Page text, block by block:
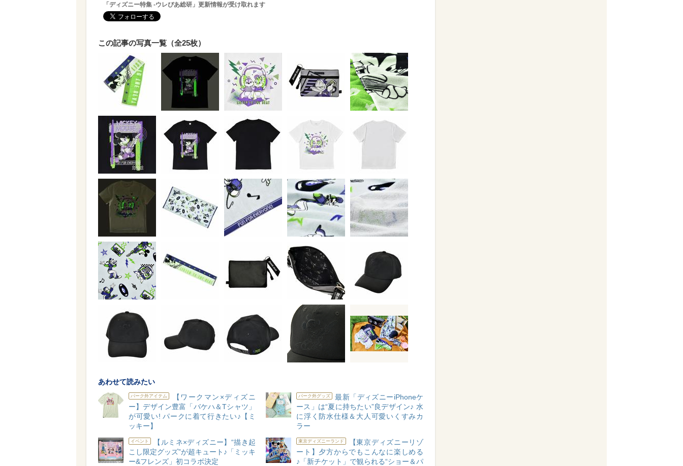
「ディズニー特集 -ウレぴあ総研」更新情報が受け取れます
この記事の写真一覧（全25枚）
あわせて読みたい
パーク外アイテム
【ワークマン×ディズニ
ー】デザイン豊富「バケハ＆Tシャツ」
が可愛い! パークに着て行きたい♪【ミ
ッキー】
パーク外グッズ
最新「ディズニーiPhoneケ
ース」は“夏に持ちたい”良デザイン♪ 水
に浮く防水仕様＆大人可愛いくすみカ
ラー
イベント
【ルミネ×ディズニー】“描き起
こし限定グッズ”が超キュート♪「ミッキ
ー&フレンズ」初コラボ決定
東京ディズニーランド
【東京ディズニーリゾ
ート】夕方からでもこんなに楽しめる
♪「新チケット」で観られる“ショー＆パ